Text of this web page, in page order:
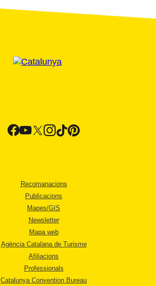
Recomanacions
Publicacions
Mapes/GIS
Newsletter
Mapa web
Agència Catalana de Turisme
Afiliacions
Professionals
Catalunya Convention Bureau